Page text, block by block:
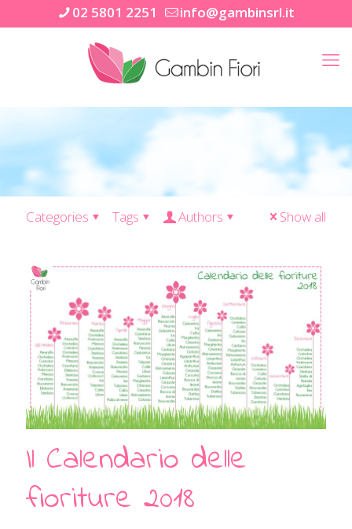
02 5801 2251 info@gambinsrl.it
Categories Tags Authors Show all
Il Calendario delle
fioriture 2018